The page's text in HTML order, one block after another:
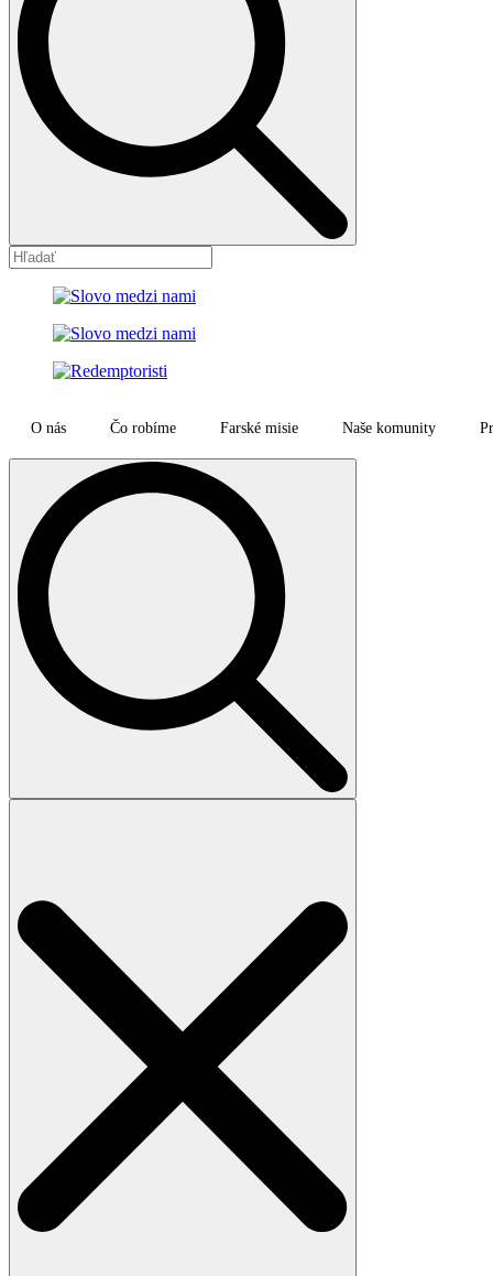
O nás Čo robíme Farské misie Naše komunity
Search